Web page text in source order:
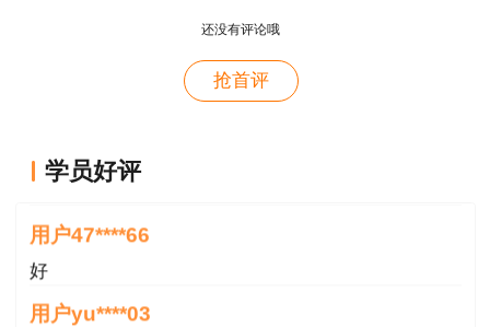
还没有评论哦
抢首评
学员好评
用户47****66
用户47****66
好
用户yu****03